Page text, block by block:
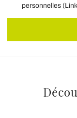
personnelles (Link